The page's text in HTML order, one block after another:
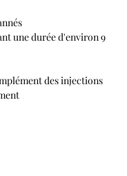
une durée d'environ 9
des injections